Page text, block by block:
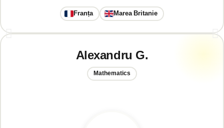
Franța Marea Britanie
Alexandru G.
Mathematics